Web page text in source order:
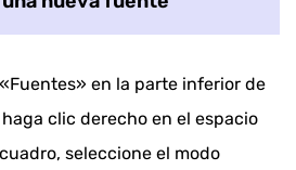
en la parte inferior de
clic derecho en el espacio
seleccione el modo